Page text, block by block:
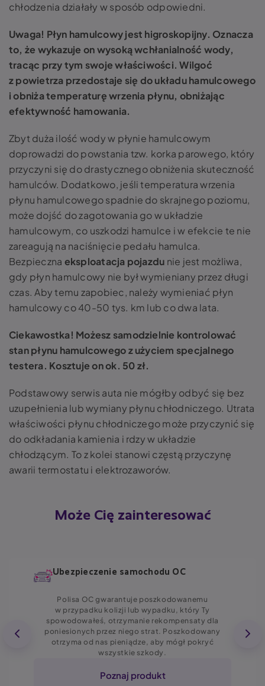
chłodzenia działały w sposób odpowiedni.
Uwaga! Płyn hamulcowy jest higroskopijny. Oznacza
to, że wykazuje on wysoką wchłanialność wody,
tracąc przy tym swoje właściwości. Wilgoć
z powietrza przedostaje się do układu hamulcowego
i obniża temperaturę wrzenia płynu, obniżając
efektywność hamowania.
Zbyt duża ilość wody w płynie hamulcowym
doprowadzi do powstania tzw. korka parowego, który
przyczyni się do drastycznego obniżenia skuteczność
hamulców. Dodatkowo, jeśli temperatura wrzenia
płynu hamulcowego spadnie do skrajnego poziomu,
może dojść do zagotowania go w układzie
hamulcowym, co uszkodzi hamulce i w efekcie te nie
zareagują na naciśnięcie pedału hamulca.
Bezpieczna eksploatacja pojazdu nie jest możliwa,
gdy płyn hamulcowy nie był wymieniany przez długi
czas. Aby temu zapobiec, należy wymieniać płyn
hamulcowy co 40-50 tys. km lub co dwa lata.
Ciekawostka! Możesz samodzielnie kontrolować
stan płynu hamulcowego z użyciem specjalnego
testera. Kosztuje on ok. 50 zł.
Podstawowy serwis auta nie mógłby odbyć się bez
uzupełnienia lub wymiany płynu chłodniczego. Utrata
właściwości płynu chłodniczego może przyczynić się
do odkładania kamienia i rdzy w układzie
chłodzącym. To z kolei stanowi częstą przyczynę
awarii termostatu i elektrozaworów.
Może Cię zainteresować
Ubezpieczenie samochodu OC
Polisa OC gwarantuje poszkodowanemu
w przypadku kolizji lub wypadku, który Ty
spowodowałeś, otrzymanie rekompensaty dla
poniesionych przez niego strat. Poszkodowany
otrzyma od nas pieniądze, aby mógł pokryć
wszystkie szkody.
Poznaj produkt